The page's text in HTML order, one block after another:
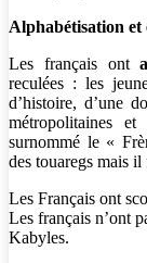
Alphabétisation et
Les français ont
reculées : les
d’histoire, d’une
métropolitaines
surnommé le «
des touaregs mais il
Les Français ont
Les français n’ont
Kabyles.